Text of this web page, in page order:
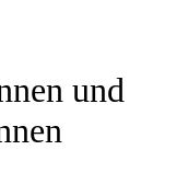
und